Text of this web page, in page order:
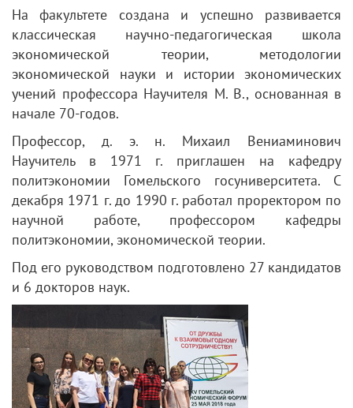
На факультете создана и успешно развивается
классическая научно-педагогическая школа
экономической теории, методологии
экономической науки и истории экономических
учений профессора Научителя М. В., основанная в
начале 70-годов.
Профессор, д. э. н. Михаил Вениаминович
Научитель в 1971 г. приглашен на кафедру
политэкономии Гомельского госуниверситета. С
декабря 1971 г. до 1990 г. работал проректором по
научной работе, профессором кафедры
политэкономии, экономической теории.
Под его руководством подготовлено 27 кандидатов
и 6 докторов наук.